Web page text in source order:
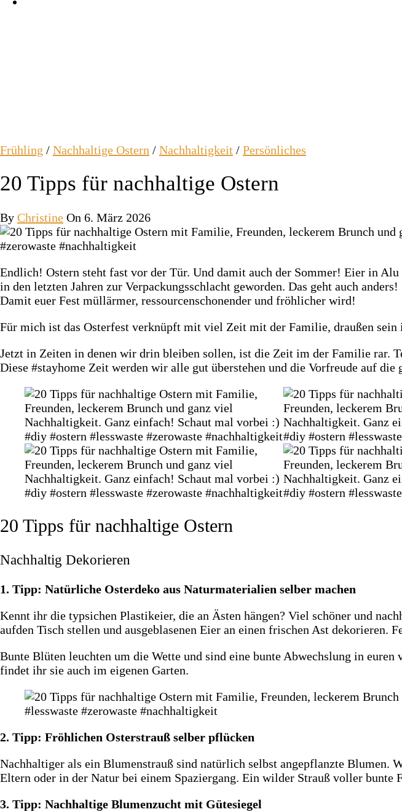
Frühling / Nachhaltige Ostern / Nachhaltigkeit / Persönliches
20 Tipps für nachhaltige Ostern
By Christine On 6. März 2026
Endlich! Ostern steht fast vor der Tür. Und damit auch der Sommer! Eier in
in den letzten Jahren zur Verpackungsschlacht geworden. Das geht auch
Damit euer Fest müllärmer, ressourcenschonender und fröhlicher wird!
Für mich ist das Osterfest verknüpft mit viel Zeit mit der Familie, draußen sein
Jetzt in Zeiten in denen wir drin bleiben sollen, ist die Zeit im der Familie rar.
Diese #stayhome Zeit werden wir alle gut überstehen und die Vorfreude auf
20 Tipps für nachhaltige Ostern
Nachhaltig Dekorieren
1. Tipp: Natürliche Osterdeko aus Naturmaterialien selber machen
Kennt ihr die typsichen Plastikeier, die an Ästen hängen? Viel schöner und
aufden Tisch stellen und ausgeblasenen Eier an einen frischen Ast dekorieren.
Bunte Blüten leuchten um die Wette und sind eine bunte Abwechslung in
findet ihr sie auch im eigenen Garten.
2. Tipp: Fröhlichen Osterstrauß selber pflücken
Nachhaltiger als ein Blumenstrauß sind natürlich selbst angepflanzte
Eltern oder in der Natur bei einem Spaziergang. Ein wilder Strauß voller bunte
3. Tipp: Nachhaltige Blumenzucht mit Gütesiegel